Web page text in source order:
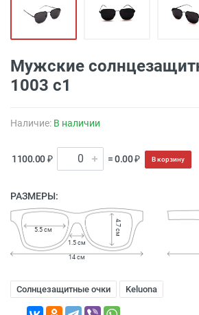
Мужские
1003 с1
Наличие: В наличии
1100.00 ₽ = 0.00 ₽ В корзину
РАЗМЕРЫ:
1.5 см
5.5 см 4.7 см
14 см
Солнцезащитные очки Keluona